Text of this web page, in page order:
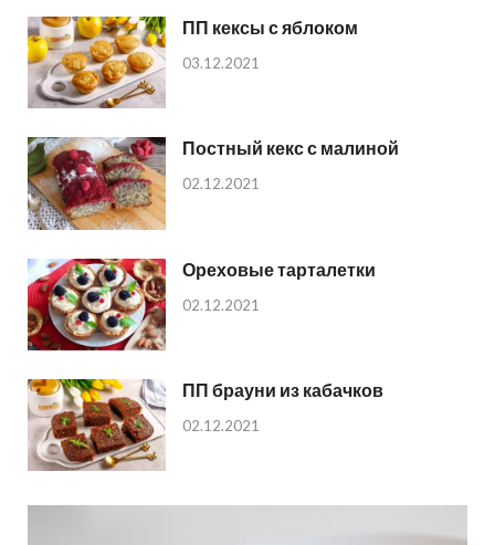
ПП кексы с яблоком
03.12.2021
Постный кекс с малиной
02.12.2021
Ореховые тарталетки
02.12.2021
ПП брауни из кабачков
02.12.2021